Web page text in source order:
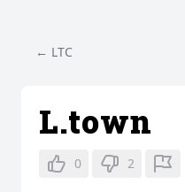
← LTC
L.town
0 2